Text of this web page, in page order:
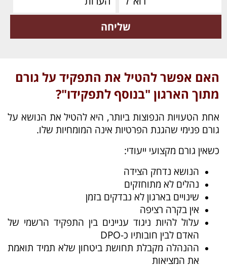
האם אפשר להטיל את התפקיד על גורם
מתוך הארגון "בנוסף לתפקידו"?
אחת הטעויות הנפוצות ביותר, היא להטיל את הנושא על
גורם פנימי שהגנת הפרטיות אינה המומחיות שלו.
כשאין גורם מקצועי ייעודי:
הנושא נדחק הצידה
נהלים לא מתוחזקים
שינויים בארגון לא נבדקים בזמן
אין בקרה רציפה
עלול להיות ניגוד עניינים בין התפקיד הרשמי של
האדם לבין חובותיו כ-DPO
ההנהלה מקבלת תחושת ביטחון שלא תמיד תואמת
את המציאות